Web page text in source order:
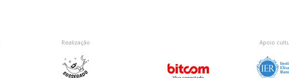
Realização Apoio